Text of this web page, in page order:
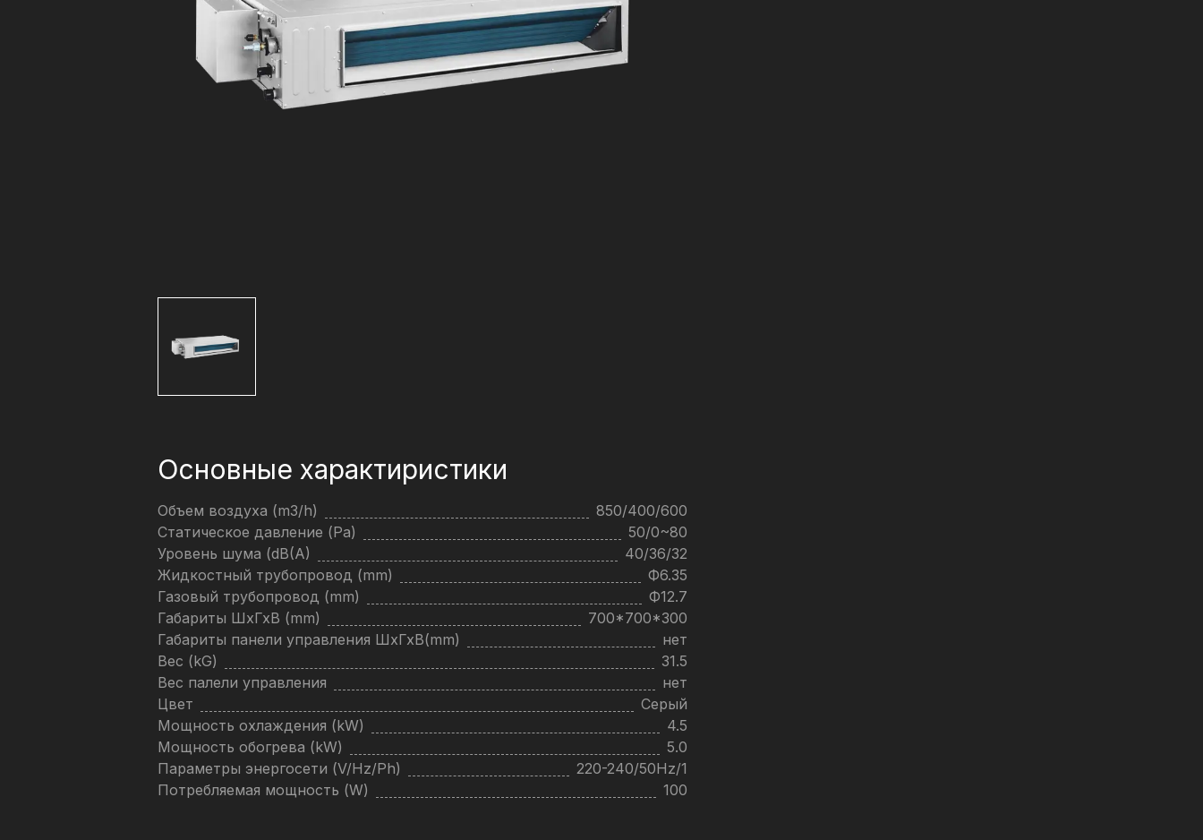
Основные характиристики
Объем воздуха (m3/h)
850/400/600
Статическое давление (Pa)
50/0~80
Уровень шума (dB(A)
40/36/32
Жидкостный трубопровод (mm)
Ф6.35
Газовый трубопровод (mm)
Ф12.7
Габариты ШхГхВ (mm)
700*700*300
Габариты панели управления ШхГхВ(mm)
нет
Вес (kG)
31.5
Вес палели управления
нет
Цвет
Серый
Мощность охлаждения (kW)
4.5
Мощность обогрева (kW)
5.0
Параметры энергосети (V/Hz/Ph)
220-240/50Hz/1
Потребляемая мощность (W)
100